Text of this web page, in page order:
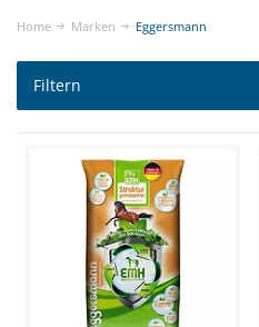
Home Marken Eggersmann
Filtern